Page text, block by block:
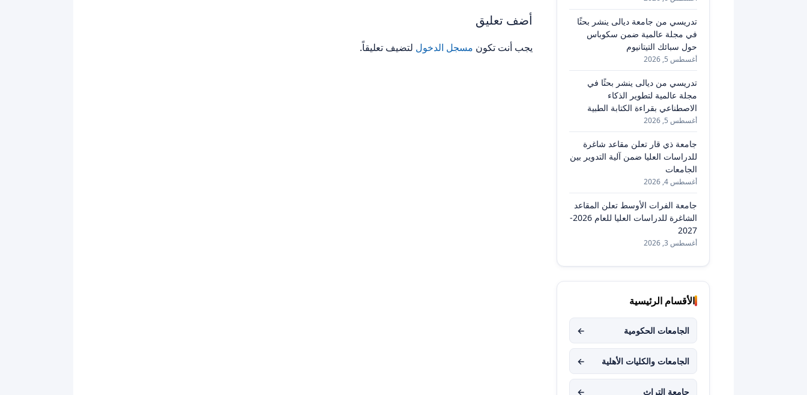
أضف تعليق
يجب أنت تكون مسجل الدخول لتضيف تعليقاً.
تدريسي من جامعة ديالى ينشر بحثًا
في مجلة عالمية ضمن سكوباس
حول سبائك التيتانيوم
أغسطس 5, 2026
تدريسي من ديالى ينشر بحثًا في
مجلة عالمية لتطوير الذكاء
الاصطناعي بقراءة الكتابة الطبية
أغسطس 5, 2026
جامعة ذي قار تعلن مقاعد شاغرة
للدراسات العليا ضمن آلية التدوير بين
الجامعات
أغسطس 4, 2026
جامعة الفرات الأوسط تعلن المقاعد
الشاغرة للدراسات العليا للعام 2026-
2027
أغسطس 3, 2026
الأقسام الرئيسية
الجامعات الحكومية ←
الجامعات والكليات الأهلية ←
جامعة التراث ←